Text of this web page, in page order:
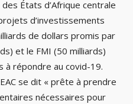
États d’Afrique centrale
d’investissements
de dollars promis par
et le FMI (50 milliards)
à répondre au covid-19.
se dit « prête à prendre
nécessaires pour